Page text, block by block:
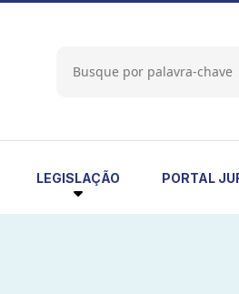
LEGISLAÇÃO PORTAL